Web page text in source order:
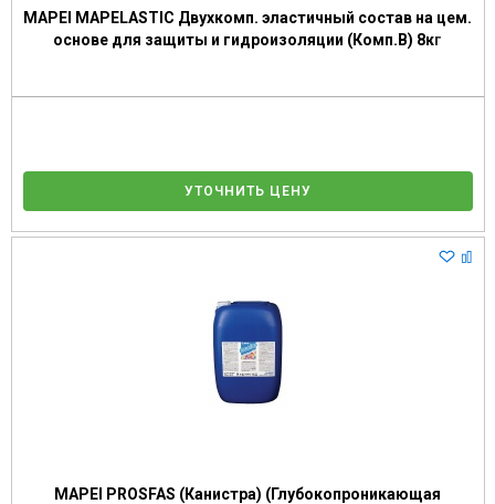
MAPEI MAPELASTIC Двухкомп. эластичный состав на цем.
основе для защиты и гидроизоляции (Комп.В) 8кг
УТОЧНИТЬ ЦЕНУ
MAPEI PROSFAS (Канистра) (Глубокопроникающая